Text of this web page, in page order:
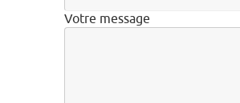
Votre message